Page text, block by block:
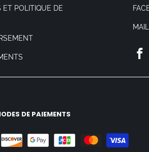
ET POLITIQUE DE
DE PAIEMENTS